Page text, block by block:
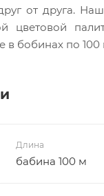
от друга.
цветовой
в бобинах по
Длина
бабина 100 м